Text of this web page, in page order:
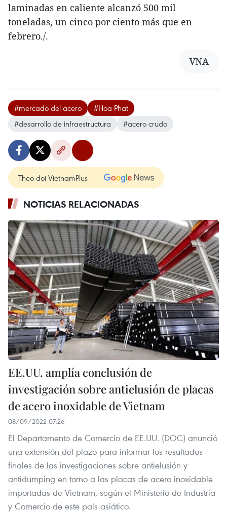
laminadas en caliente alcanzó 500 mil
toneladas, un cinco por ciento más que en
febrero./.
VNA
#mercado del acero
#Hoa Phat
#desarrollo de infraestructura
#acero crudo
Theo dõi VietnamPlus
NOTICIAS RELACIONADAS
EE.UU. amplía conclusión de
investigación sobre antielusión de placas
de acero inoxidable de Vietnam
08/09/2022 07:26
El Departamento de Comercio de EE.UU. (DOC) anunció
una extensión del plazo para informar los resultados
finales de las investigaciones sobre antielusión y
antidumping en torno a las placas de acero inoxidable
importadas de Vietnam, según el Ministerio de Industria
y Comercio de este país asiático.